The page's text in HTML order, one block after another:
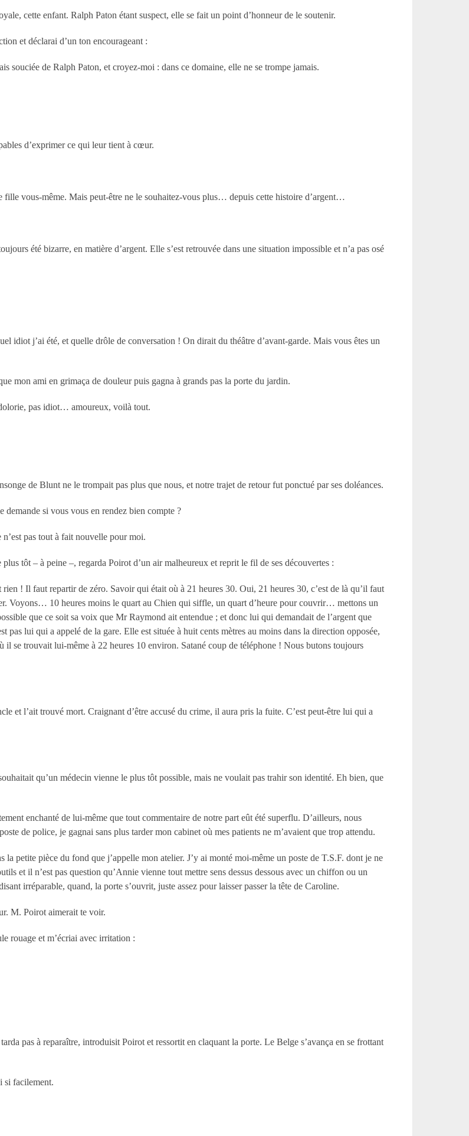
cette enfant. Ralph Paton étant suspect, elle se fait un point d’honneur de le soutenir.
et déclarai d’un ton encourageant :
souciée de Ralph Paton, et croyez-moi : dans ce domaine, elle ne se trompe jamais.
d’exprimer ce qui leur tient à cœur.
vous-même. Mais peut-être ne le souhaitez-vous plus… depuis cette histoire d’argent…
été bizarre, en matière d’argent. Elle s’est retrouvée dans une situation impossible et n’a pas osé
idiot j’ai été, et quelle drôle de conversation ! On dirait du théâtre d’avant-garde. Mais vous êtes un
mon ami en grimaça de douleur puis gagna à grands pas la porte du jardin.
pas idiot… amoureux, voilà tout.
de Blunt ne le trompait pas plus que nous, et notre trajet de retour fut ponctué par ses doléances.
si vous vous en rendez bien compte ?
pas tout à fait nouvelle pour moi.
tôt – à peine –, regarda Poirot d’un air malheureux et reprit le fil de ses découvertes :
! Il faut repartir de zéro. Savoir qui était où à 21 heures 30. Oui, 21 heures 30, c’est de là qu’il faut
Voyons… 10 heures moins le quart au Chien qui siffle, un quart d’heure pour couvrir… mettons un
que ce soit sa voix que Mr Raymond ait entendue ; et donc lui qui demandait de l’argent que
pas lui qui a appelé de la gare. Elle est située à huit cents mètres au moins dans la direction opposée,
se trouvait lui-même à 22 heures 10 environ. Satané coup de téléphone ! Nous butons toujours
et l’ait trouvé mort. Craignant d’être accusé du crime, il aura pris la fuite. C’est peut-être lui qui a
qu’un médecin vienne le plus tôt possible, mais ne voulait pas trahir son identité. Eh bien, que
enchanté de lui-même que tout commentaire de notre part eût été superflu. D’ailleurs, nous
de police, je gagnai sans plus tarder mon cabinet où mes patients ne m’avaient que trop attendu.
petite pièce du fond que j’appelle mon atelier. J’y ai monté moi-même un poste de T.S.F. dont je ne
et il n’est pas question qu’Annie vienne tout mettre sens dessus dessous avec un chiffon ou un
irréparable, quand, la porte s’ouvrit, juste assez pour laisser passer la tête de Caroline.
M. Poirot aimerait te voir.
rouage et m’écriai avec irritation :
pas à reparaître, introduisit Poirot et ressortit en claquant la porte. Le Belge s’avança en se frottant
si facilement.